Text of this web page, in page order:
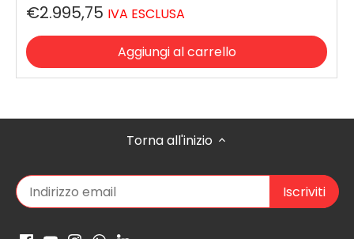
€2.995,75 IVA ESCLUSA
Aggiungi al carrello
Torna all'inizio